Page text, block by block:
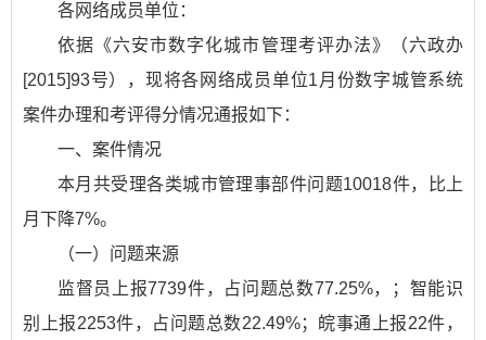
各网络成员单位：
依据 《六安市数字化城市管理考评办法》
（六政办
[2015]93号），现将各网络成员单位1月份数字城管系统
案件办理和考评得分情况通报如下：
一、案件情况
本月共受理各类城市管理事部件问题10018件，比上
月下降7%。
（一）问题来源
监督员上报7739件，占问题总数77.25%，；智能识
别上报2253件，占问题总数22.49%；皖事通上报22件，